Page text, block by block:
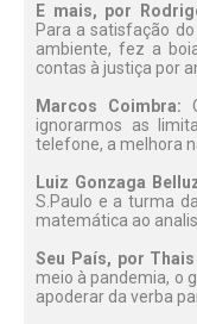
E mais, por
Para a satisfação
ambiente, fez a
contas à justiça por
Marcos Coimbra:
ignorarmos as
telefone, a melhora
Luiz Gonzaga
S.Paulo e a turma
matemática ao
Seu País, por
meio à pandemia, o
apoderar da verba